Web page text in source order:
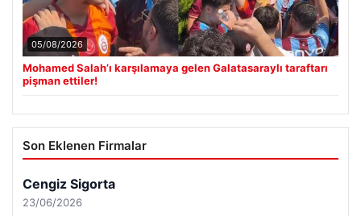
05/08/2026
Mohamed Salah’ı karşılamaya gelen Galatasaraylı taraftarı
pişman ettiler!
Son Eklenen Firmalar
Cengiz Sigorta
23/06/2026